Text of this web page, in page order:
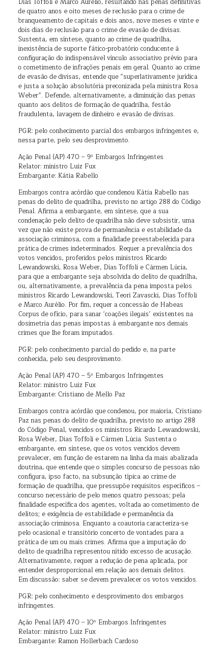
de quatro anos e oito meses de reclusão para o crime de
branqueamento de capitais e dois anos, nove meses e vinte e
dois dias de reclusão para o crime de evasão de divisas.
Sustenta, em síntese, quanto ao crime de quadrilha,
inexistência de suporte fático-probatório conducente à
configuração do indispensável vínculo associativo prévio para
o cometimento de infrações penais em geral. Quanto ao crime
de evasão de divisas, entende que “superlativamente jurídica
e justa a solução absolutória preconizada pela ministra Rosa
Weber”. Defende, alternativamente, a diminuição das penas
quanto aos delitos de formação de quadrilha, festão
fraudulenta, lavagem de dinheiro e evasão de divisas.
PGR: pelo conhecimento parcial dos embargos infringentes e,
nessa parte, pelo seu desprovimento.
Ação Penal (AP) 470 – 9º Embargos Infringentes
Relator: ministro Luiz Fux
Embargante: Kátia Rabello
Embargos contra acórdão que condenou Kátia Rabello nas
penas do delito de quadrilha, previsto no artigo 288 do Código
Penal. Afirma a embargante, em síntese, que a sua
condenação pelo delito de quadrilha não deve subsistir, uma
vez que não existe prova de permanência e estabilidade da
associação criminosa, com a finalidade preestabelecida para
prática de crimes indeterminados. Requer a prevalência dos
votos vencidos, proferidos pelos ministros Ricardo
Lewandowski, Rosa Weber, Dias Toffoli e Cármen Lúcia,
para que a embargante seja absolvida do delito de quadrilha,
ou, alternativamente, a prevalência da pena imposta pelos
ministros Ricardo Lewandowski, Teori Zavascki, Dias Toffoli
e Marco Aurélio. Por fim, requer a concessão de Habeas
Corpus de ofício, para sanar ‘coações ilegais’ existentes na
dosimetria das penas impostas à embargante nos demais
crimes que lhe foram imputados.
PGR: pelo conhecimento parcial do pedido e, na parte
conhecida, pelo seu desprovimento.
Ação Penal (AP) 470 – 5º Embargos Infringentes
Relator: ministro Luiz Fux
Embargante: Cristiano de Mello Paz
Embargos contra acórdão que condenou, por maioria, Cristiano
Paz nas penas do delito de quadrilha, previsto no artigo 288
do Código Penal, vencidos os ministros Ricardo Lewandowski,
Rosa Weber, Dias Toffoli e Cármen Lúcia. Sustenta o
embargante, em síntese, que os votos vencidos devem
prevalecer, em função de estarem na linha da mais abalizada
doutrina, que entende que o simples concurso de pessoas não
configura, ipso facto, na subsunção típica ao crime de
formação de quadrilha, que pressupõe requisitos específicos –
concurso necessário de pelo menos quatro pessoas; pela
finalidade específica dos agentes, voltada ao cometimento de
delitos; e exigência de estabilidade e permanência da
associação criminosa. Enquanto a coautoria caracteriza-se
pelo ocasional e transitório concerto de vontades para a
prática de um ou mais crimes. Afirma que a imputação do
delito de quadrilha representou nítido excesso de acusação.
Alternativamente, requer a redução de pena aplicada, por
entender desproporcional em relação aos demais delitos.
Em discussão: saber se devem prevalecer os votos vencidos.
PGR: pelo conhecimento e desprovimento dos embargos
infringentes.
Ação Penal (AP) 470 – 10º Embargos Infringentes
Relator: ministro Luiz Fux
Embargante: Ramon Hollerbach Cardoso